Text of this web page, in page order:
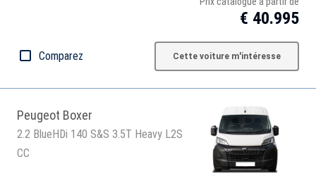
€ 40.995
Comparez Cette voiture m'intéresse
Peugeot Boxer
2.2 BlueHDi 140 S&S 3.5T Heavy L2S
CC